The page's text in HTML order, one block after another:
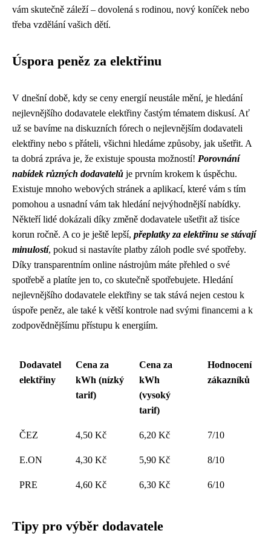
vám skutečně záleží – dovolená s rodinou, nový koníček nebo
třeba vzdělání vašich dětí.
Úspora peněz za elektřinu
V dnešní době, kdy se ceny energií neustále mění, je hledání
nejlevnějšího dodavatele elektřiny častým tématem diskusí. Ať
už se bavíme na diskuzních fórech o nejlevnějším dodavateli
elektřiny nebo s přáteli, všichni hledáme způsoby, jak ušetřit. A
ta dobrá zpráva je, že existuje spousta možností! Porovnání
nabídek různých dodavatelů je prvním krokem k úspěchu.
Existuje mnoho webových stránek a aplikací, které vám s tím
pomohou a usnadní vám tak hledání nejvýhodnější nabídky.
Někteří lidé dokázali díky změně dodavatele ušetřit až tisíce
korun ročně. A co je ještě lepší, přeplatky za elektřinu se stávají
minulostí, pokud si nastavíte platby záloh podle své spotřeby.
Díky transparentním online nástrojům máte přehled o své
spotřebě a platíte jen to, co skutečně spotřebujete. Hledání
nejlevnějšího dodavatele elektřiny se tak stává nejen cestou k
úspoře peněz, ale také k větší kontrole nad svými financemi a k
zodpovědnějšímu přístupu k energiím.
Dodavatel
elektřiny
Cena za
kWh (nízký
tarif)
Cena za
kWh
(vysoký
tarif)
Hodnocení
zákazníků
ČEZ 4,50 Kč 6,20 Kč 7/10
E.ON 4,30 Kč 5,90 Kč 8/10
PRE 4,60 Kč 6,30 Kč 6/10
Tipy pro výběr dodavatele